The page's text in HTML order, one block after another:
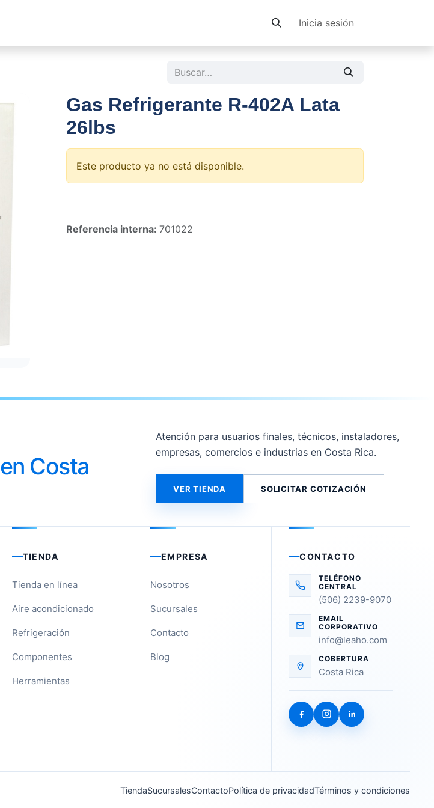
Inicia sesión
Gas Refrigerante R-402A Lata
26lbs
Este producto ya no está disponible.
Referencia interna: 701022
en Costa
Atención para usuarios finales, técnicos, instaladores,
empresas, comercios e industrias en Costa Rica.
VER TIENDA SOLICITAR COTIZACIÓN
TIENDA
Tienda en línea
Aire acondicionado
Refrigeración
Componentes
Herramientas
EMPRESA
Nosotros
Sucursales
Contacto
Blog
CONTACTO
TELÉFONO
CENTRAL
(506) 2239-9070
EMAIL
CORPORATIVO
info@leaho.com
COBERTURA
Costa Rica
TiendaSucursalesContactoPolítica de privacidadTérminos y condiciones